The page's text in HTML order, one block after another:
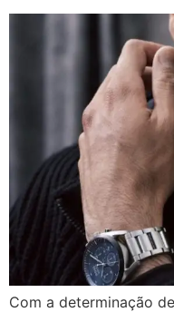
Com a determinação